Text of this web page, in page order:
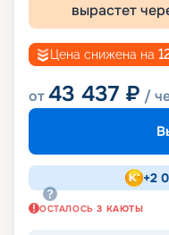
вырастет
Цена снижена на
от43 437 ₽ /
+2
ОСТАЛОСЬ 3 КАЮТЫ